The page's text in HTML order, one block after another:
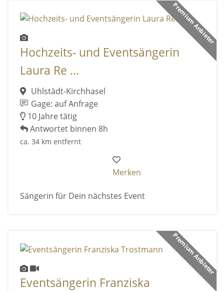
Premium Anbieter
Hochzeits- und Eventsängerin
Laura Re ...
Uhlstädt-Kirchhasel
Gage: auf Anfrage
10 Jahre tätig
Antwortet binnen 8h
ca. 34 km entfernt
Merken
Sängerin für Dein nächstes Event
Premium Anbieter
Eventsängerin Franziska